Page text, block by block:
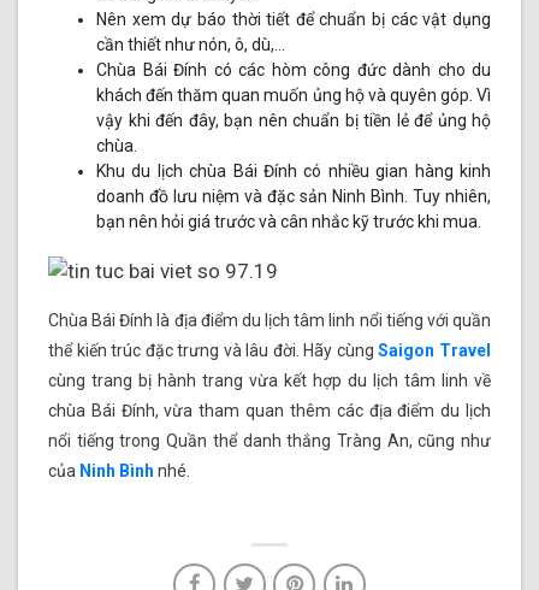
Nên xem dự báo thời tiết để chuẩn bị các vật dụng
cần thiết như nón, ô, dù,…
Chùa Bái Đính có các hòm công đức dành cho du
khách đến thăm quan muốn ủng hộ và quyên góp. Vì
vậy khi đến đây, bạn nên chuẩn bị tiền lẻ để ủng hộ
chùa.
Khu du lịch chùa Bái Đính có nhiều gian hàng kinh
doanh đồ lưu niệm và đặc sản Ninh Bình. Tuy nhiên,
bạn nên hỏi giá trước và cân nhắc kỹ trước khi mua.
Chùa Bái Đính là địa điểm du lịch tâm linh nổi tiếng với quần
thể kiến trúc đặc trưng và lâu đời. Hãy cùngSaigon Travel
cùng trang bị hành trang vừa kết hợp du lịch tâm linh về
chùa Bái Đính, vừa tham quan thêm các địa điểm du lịch
nổi tiếng trong Quần thể danh thắng Tràng An, cũng như
của Ninh Bình nhé.